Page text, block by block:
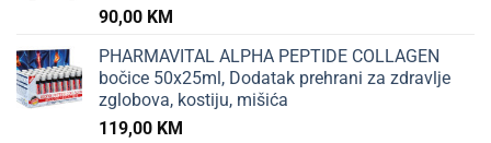
90,00 KM
PHARMAVITAL ALPHA PEPTIDE COLLAGEN
bočice 50x25ml, Dodatak prehrani za zdravlje
zglobova, kostiju, mišića
119,00 KM